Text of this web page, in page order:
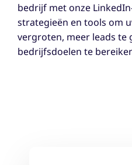
bedrijf met onze
strategieën en tools om
vergroten, meer leads te
bedrijfsdoelen te